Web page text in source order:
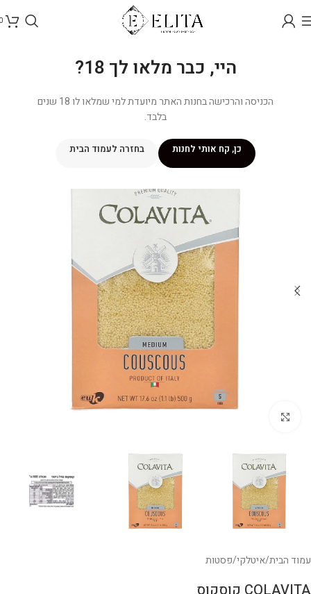
היי, כבר מלאו לך 18?
הכניסה והרכישה בחנות האתר מיועדת למי שמלאו לו 18 שנים
בלבד.
כן, קח אותי לחנות בחזרה לעמוד הבית
עמוד הבית/איטלקי/פסטות